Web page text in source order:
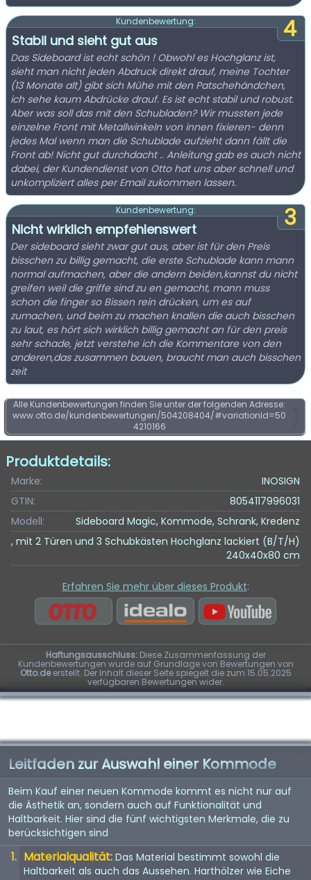
4
Kundenbewertung:
Stabil und sieht gut aus
Das Sideboard ist echt schön ! Obwohl es Hochglanz ist,
sieht man nicht jeden Abdruck direkt drauf, meine Tochter
(13 Monate alt) gibt sich Mühe mit den Patschehändchen,
ich sehe kaum Abdrücke drauf. Es ist echt stabil und robust.
Aber was soll das mit den Schubladen? Wir mussten jede
einzelne Front mit Metallwinkeln von innen fixieren- denn
jedes Mal wenn man die Schublade aufzieht dann fällt die
Front ab! Nicht gut durchdacht .. Anleitung gab es auch nicht
dabei, der Kundendienst von Otto hat uns aber schnell und
unkompliziert alles per Email zukommen lassen.
3
Kundenbewertung:
Nicht wirklich empfehlenswert
Der sideboard sieht zwar gut aus, aber ist für den Preis
bisschen zu billig gemacht, die erste Schublade kann mann
normal aufmachen, aber die andern beiden,kannst du nicht
greifen weil die griffe sind zu en gemacht, mann muss
schon die finger so Bissen rein drücken, um es auf
zumachen, und beim zu machen knallen die auch bisschen
zu laut, es hört sich wirklich billig gemacht an für den preis
sehr schade, jetzt verstehe ich die Kommentare von den
anderen,das zusammen bauen, braucht man auch bisschen
zeit
Alle Kundenbewertungen finden Sie unter der folgenden Adresse:
www.otto.de/kundenbewertungen/504208404/#variationId=50
4210166
Produktdetails:
Marke:
INOSIGN
GTIN:
8054117996031
Modell:
Sideboard Magic, Kommode, Schrank, Kredenz
, mit 2 Türen und 3 Schubkästen Hochglanz lackiert (B/T/H)
240x40x80 cm
Erfahren Sie mehr über dieses Produkt:
Haftungsausschluss:Diese Zusammenfassung der
Kundenbewertungen wurde auf Grundlage von Bewertungen von
Otto.deerstellt. Der Inhalt dieser Seite spiegelt die zum 15.05.2025
verfügbaren Bewertungen wider.
Leitfaden zur Auswahl einer Kommode
Beim Kauf einer neuen Kommode kommt es nicht nur auf
die Ästhetik an, sondern auch auf Funktionalität und
Haltbarkeit. Hier sind die fünf wichtigsten Merkmale, die zu
berücksichtigen sind
Materialqualität: Das Material bestimmt sowohl die
Haltbarkeit als auch das Aussehen. Harthölzer wie Eiche